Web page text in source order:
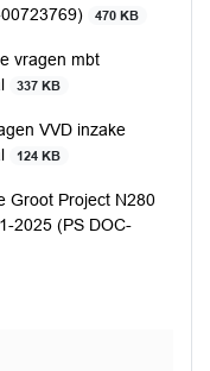
470 KB
vragen mbt
337 KB
VVD inzake
124 KB
Groot Project N280
2025 (PS DOC-